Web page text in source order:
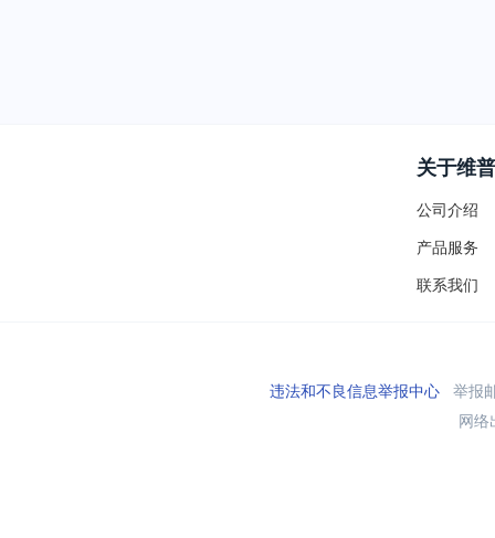
关于维普
公司介绍
产品服务
联系我们
违法和不良信息举报中心举报
网